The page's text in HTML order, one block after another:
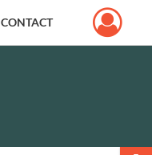
CONTACT